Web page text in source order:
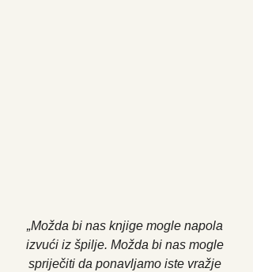
„Možda bi nas knjige mogle napola
izvući iz špilje. Možda bi nas mogle
spriječiti da ponavljamo iste vražje